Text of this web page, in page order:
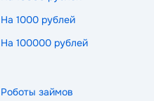
На 1000 рублей
На 100000 рублей
Роботы займов